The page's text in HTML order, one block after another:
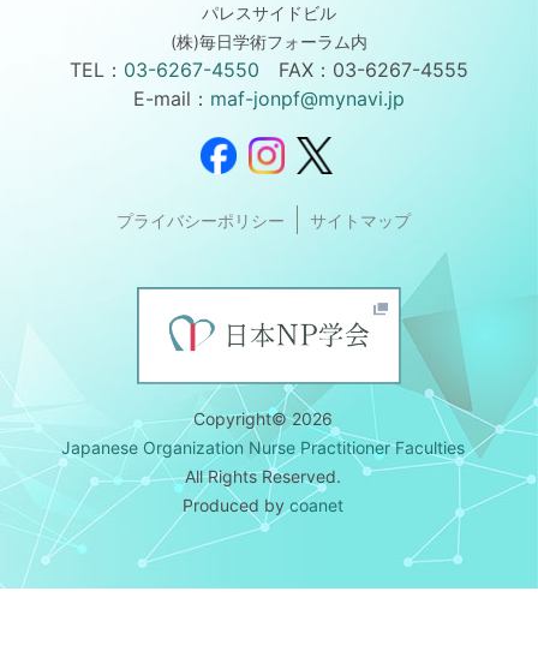
パレスサイドビル
(株)毎日学術フォーラム内
TEL： 03-6267-4550 FAX：03-6267-4555
E-mail： maf-jonpf@mynavi.jp
プライバシーポリシー サイトマップ
Copyright© 2026
Japanese Organization Nurse Practitioner Faculties
All Rights Reserved.
Produced bycoanet